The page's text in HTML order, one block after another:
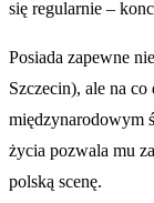
się regularnie –
Posiada zapewne
Szczecin), ale na
międzynarodowym
życia pozwala mu
polską scenę.